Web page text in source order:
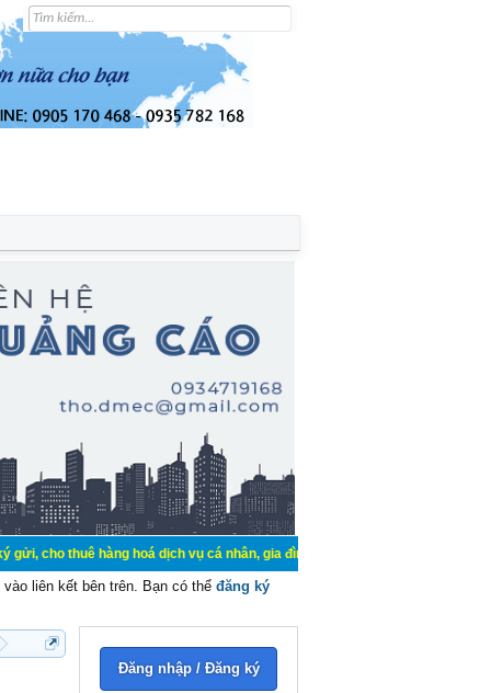
hàng hoá dịch vụ cá nhân, gia đình. Mua bán, ký gửi, cho thuê thiết bị
liên kết bên trên. Bạn có thể đăng ký
Đăng nhập / Đăng ký